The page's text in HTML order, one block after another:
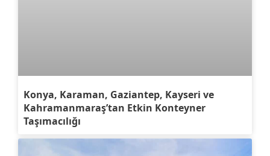
Konya, Karaman, Gaziantep, Kayseri ve
Kahramanmaraş’tan Etkin Konteyner
Taşımacılığı